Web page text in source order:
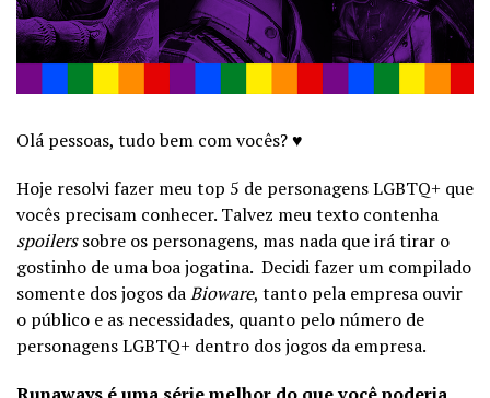
Olá pessoas, tudo bem com vocês? ♥
Hoje resolvi fazer meu top 5 de personagens LGBTQ+ que
vocês precisam conhecer. Talvez meu texto contenha
spoilerssobre os personagens, mas nada que irá tirar o
gostinho de uma boa jogatina. Decidi fazer um compilado
somente dos jogos daBioware, tanto pela empresa ouvir
o público e as necessidades, quanto pelo número de
personagens LGBTQ+ dentro dos jogos da empresa.
Runaways é uma série melhor do que você poderia